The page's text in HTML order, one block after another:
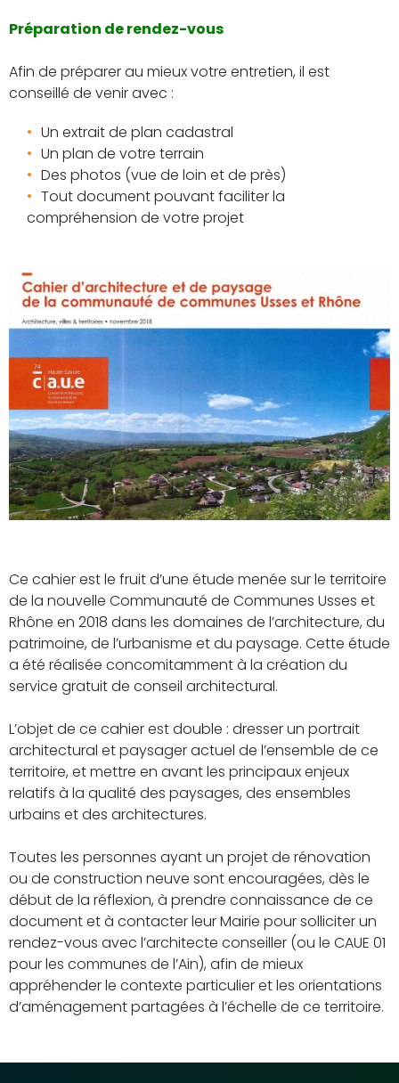
Préparation de rendez-vous
Afin de préparer au mieux votre entretien, il est
conseillé de venir avec :
Un extrait de plan cadastral
Un plan de votre terrain
Des photos (vue de loin et de près)
Tout document pouvant faciliter la
compréhension de votre projet
Ce cahier est le fruit d’une étude menée sur le territoire
de la nouvelle Communauté de Communes Usses et
Rhône en 2018 dans les domaines de l’architecture, du
patrimoine, de l’urbanisme et du paysage. Cette étude
a été réalisée concomitamment à la création du
service gratuit de conseil architectural.
L’objet de ce cahier est double : dresser un portrait
architectural et paysager actuel de l’ensemble de ce
territoire, et mettre en avant les principaux enjeux
relatifs à la qualité des paysages, des ensembles
urbains et des architectures.
Toutes les personnes ayant un projet de rénovation
ou de construction neuve sont encouragées, dès le
début de la réflexion, à prendre connaissance de ce
document et à contacter leur Mairie pour solliciter un
rendez-vous avec l’architecte conseiller (ou le CAUE 01
pour les communes de l’Ain), afin de mieux
appréhender le contexte particulier et les orientations
d’aménagement partagées à l’échelle de ce territoire.